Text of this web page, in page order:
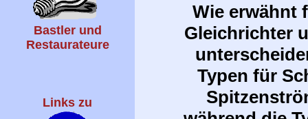
Bastler und
Restaurateure
Links zu
Wie erwähnt
Gleichrichter
Typen für